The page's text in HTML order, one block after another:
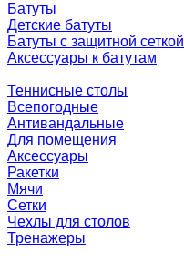
Батуты
Детские батуты
Батуты с защитной сеткой
Аксессуары к батутам
Теннисные столы
Всепогодные
Антивандальные
Для помещения
Аксессуары
Ракетки
Мячи
Сетки
Чехлы для столов
Тренажеры